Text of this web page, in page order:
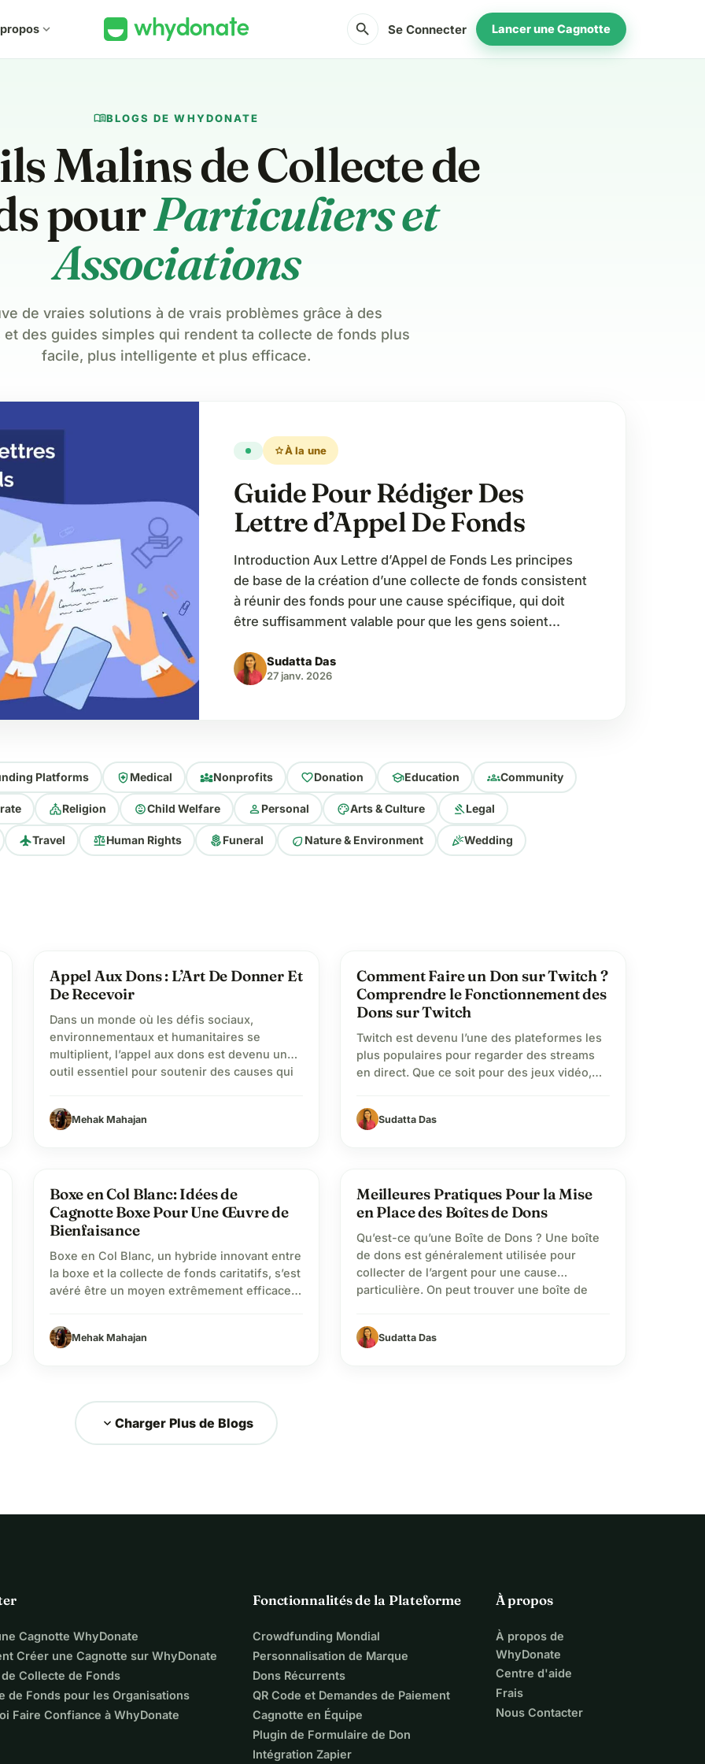
expand_more search Se Connecter Lancer une Cagnotte
menu_bookBLOGS DE WHYDONATE
Malins de Collecte de
pourParticuliers et
Associations
de vraies solutions à de vrais problèmes grâce à des
et des guides simples qui rendent ta collecte de fonds plus
facile, plus intelligente et plus efficace.
starÀ la une
Guide Pour Rédiger Des
Lettre d’Appel De Fonds
Introduction Aux Lettre d’Appel de Fonds Les principes
de base de la création d’une collecte de fonds consistent
à réunir des fonds pour une cause spécifique, qui doit
être suffisamment valable pour que les gens soient
argent durement gagné à une cause, cette dernière doit
être perçue comme…
Sudatta Das
27 janv. 2026
Platforms health_and_safetyMedical diversity_3Nonprofits favoriteDonation schoolEducation groupsCommunity
churchReligion child_careChild Welfare personPersonal paletteArts & Culture gavelLegal
flightTravel balanceHuman Rights local_floristFuneral ecoNature & Environment celebrationWedding
lightbulb
Appel Aux Dons : L’Art De Donner Et
De Recevoir
Dans un monde où les défis sociaux,
environnementaux et humanitaires se
multiplient, l’appel aux dons est devenu un
outil essentiel pour soutenir des causes qui
financer un projet innovant, venir en aide à
des populations en difficulté, ou protéger
Mehak Mahajan
favorite
Comment Faire un Don sur Twitch ?
Comprendre le Fonctionnement des
Dons sur Twitch
Twitch est devenu l’une des plateformes les
plus populaires pour regarder des streams
en direct. Que ce soit pour des jeux vidéo,
en direct, les streamers comptent sur le
soutien de leur communauté. Faire un don
Sudatta Das
sports_soccer
Boxe en Col Blanc: Idées de
Cagnotte Boxe Pour Une Œuvre de
Bienfaisance
Boxe en Col Blanc, un hybride innovant entre
la boxe et la collecte de fonds caritatifs, s’est
avéré être un moyen extrêmement efficace
événements organisés dans le cadre
passionnant d’un ring de boxe servent de
Mehak Mahajan
favorite
Meilleures Pratiques Pour la Mise
en Place des Boîtes de Dons
Qu’est-ce qu’une Boîte de Dons ? Une boîte
de dons est généralement utilisée pour
collecter de l’argent pour une cause
particulière. On peut trouver une boîte de
lieux publics tels que les bibliothèques, les
églises et les musées. Elles sont utilisées
Sudatta Das
expand_more Charger Plus de Blogs
Cagnotte WhyDonate
Créer une Cagnotte sur WhyDonate
Collecte de Fonds
de Fonds pour les Organisations
Faire Confiance à WhyDonate
Fonctionnalités de la Plateforme
Crowdfunding Mondial
Personnalisation de Marque
Dons Récurrents
QR Code et Demandes de Paiement
Cagnotte en Équipe
Plugin de Formulaire de Don
Intégration Zapier
À propos
À propos de
WhyDonate
Centre d'aide
Frais
Nous Contacter